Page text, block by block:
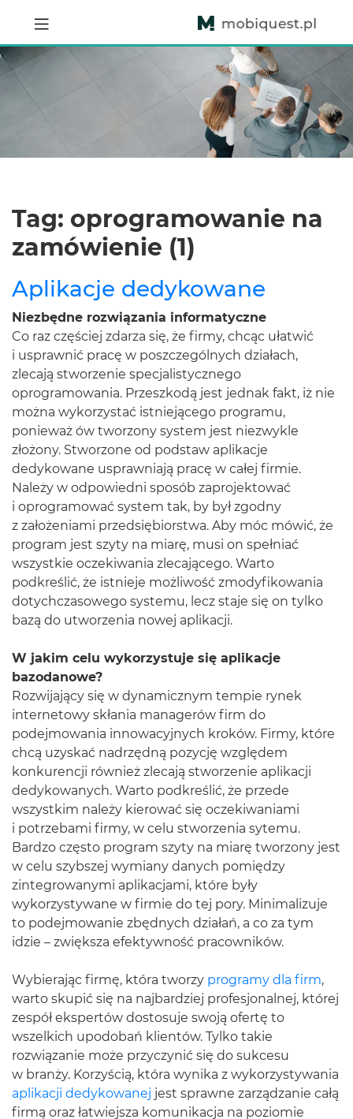
Tag: oprogramowanie na
zamówienie (1)
Aplikacje dedykowane
Niezbędne rozwiązania informatyczne
Co raz częściej zdarza się, że firmy, chcąc ułatwić
i usprawnić pracę w poszczególnych działach,
zlecają stworzenie specjalistycznego
oprogramowania. Przeszkodą jest jednak fakt, iż nie
można wykorzystać istniejącego programu,
ponieważ ów tworzony system jest niezwykle
złożony. Stworzone od podstaw aplikacje
dedykowane usprawniają pracę w całej firmie.
Należy w odpowiedni sposób zaprojektować
i oprogramować system tak, by był zgodny
z założeniami przedsiębiorstwa. Aby móc mówić, że
program jest szyty na miarę, musi on spełniać
wszystkie oczekiwania zlecającego. Warto
podkreślić, że istnieje możliwość zmodyfikowania
dotychczasowego systemu, lecz staje się on tylko
bazą do utworzenia nowej aplikacji.
W jakim celu wykorzystuje się aplikacje
bazodanowe?
Rozwijający się w dynamicznym tempie rynek
internetowy skłania managerów firm do
podejmowania innowacyjnych kroków. Firmy, które
chcą uzyskać nadrzędną pozycję względem
konkurencji również zlecają stworzenie aplikacji
dedykowanych. Warto podkreślić, że przede
wszystkim należy kierować się oczekiwaniami
i potrzebami firmy, w celu stworzenia sytemu.
Bardzo często program szyty na miarę tworzony jest
w celu szybszej wymiany danych pomiędzy
zintegrowanymi aplikacjami, które były
wykorzystywane w firmie do tej pory. Minimalizuje
to podejmowanie zbędnych działań, a co za tym
idzie – zwiększa efektywność pracowników.
Wybierając firmę, która tworzy programy dla firm,
warto skupić się na najbardziej profesjonalnej, której
zespół ekspertów dostosuje swoją ofertę to
wszelkich upodobań klientów. Tylko takie
rozwiązanie może przyczynić się do sukcesu
w branży. Korzyścią, która wynika z wykorzystywania
aplikacji dedykowanej jest sprawne zarządzanie całą
firmą oraz łatwiejsza komunikacja na poziomie